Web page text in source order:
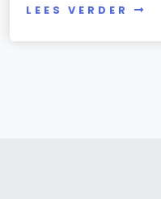
LEES VERDER